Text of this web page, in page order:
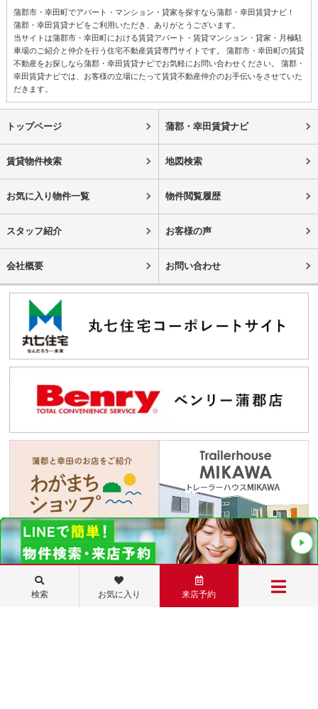
蒲郡市・幸田町でアパート・マンション・貸家を探すなら蒲郡・幸田賃貸ナビ！
蒲郡・幸田賃貸ナビをご利用いただき、ありがとうございます。
当サイトは蒲郡市・幸田町における賃貸アパート・賃貸マンション・貸家・月極駐
車場のご紹介と仲介を行う住宅不動産賃貸専門サイトです。 蒲郡市・幸田町の賃貸
不動産をお探しなら蒲郡・幸田賃貸ナビでお気軽にお問い合わせください。 蒲郡・
幸田賃貸ナビでは、お客様の立場にたって賃貸不動産仲介のお手伝いをさせていた
だきます。
トップページ 蒲郡・幸田賃貸ナビ
賃貸物件検索 地図検索
お気に入り物件一覧 物件閲覧履歴
スタッフ紹介 お客様の声
会社概要 お問い合わせ
0120-07-1642
営業時間 10:00～17:00
定休日 毎週水・木曜日 お盆、GW、年末年始休暇有
検索 お気に入り 来店予約